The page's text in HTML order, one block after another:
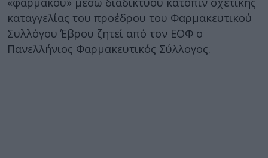
καταγγελίας του προέδρου του Φαρμακευτικού
Συλλόγου Έβρου ζητεί από τον ΕΟΦ ο
Πανελλήνιος Φαρμακευτικός Σύλλογος.